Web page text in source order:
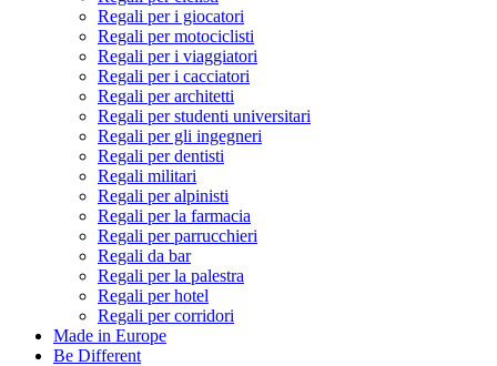
Regali per i giocatori
Regali per motociclisti
Regali per i viaggiatori
Regali per i cacciatori
Regali per architetti
Regali per studenti universitari
Regali per gli ingegneri
Regali per dentisti
Regali militari
Regali per alpinisti
Regali per la farmacia
Regali per parrucchieri
Regali da bar
Regali per la palestra
Regali per hotel
Regali per corridori
Made in Europe
Be Different